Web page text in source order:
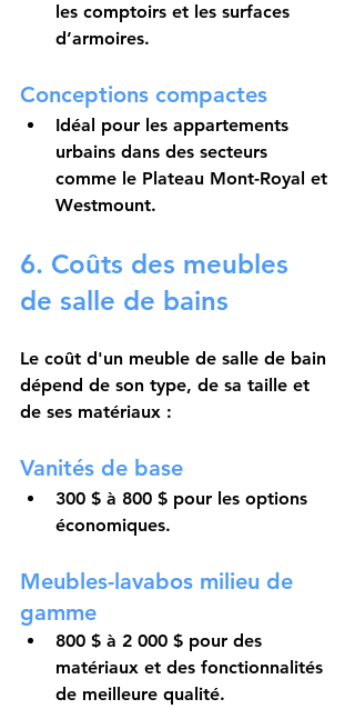
les comptoirs et les surfaces
d’armoires.
Conceptions compactes
Idéal pour les appartements
urbains dans des secteurs
comme le Plateau Mont-Royal et
Westmount.
6. Coûts des meubles
de salle de bains
Le coût d'un meuble de salle de bain
dépend de son type, de sa taille et
de ses matériaux :
Vanités de base
300 $ à 800 $ pour les options
économiques.
Meubles-lavabos milieu de
gamme
800 $ à 2 000 $ pour des
matériaux et des fonctionnalités
de meilleure qualité.